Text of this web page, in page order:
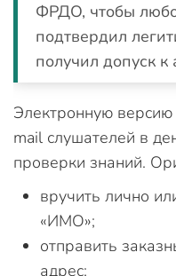
ФРДО, чтобы
подтвердил
получил допуск к
Электронную
mail слушателей в
проверки знаний.
вручить лично
«ИМО»;
отправить
адрес;